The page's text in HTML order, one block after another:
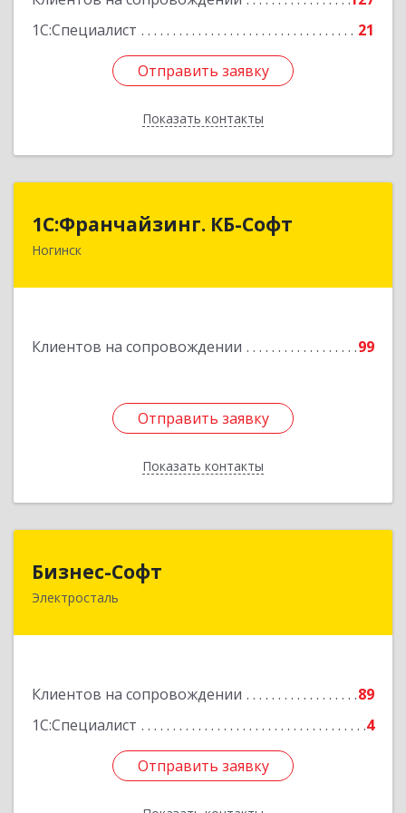
1С:Специалист
21
Отправить заявку
Показать контакты
Отправить заявку
Назад
1С:Франчайзинг. КБ-Софт
Ногинск
Клиентов на сопровождении 99
Отправить заявку
Показать контакты
1С:Франчайзинг. КБ-Софт
142400, Московская обл, г.о Богородский,
Подробнее
Отправить заявку
Назад
Бизнес-Софт
Электросталь
Клиентов на сопровождении
89
1С:Специалист
4
Отправить заявку
144000, Московская обл, Электросталь г, Карла
Отправить заявку